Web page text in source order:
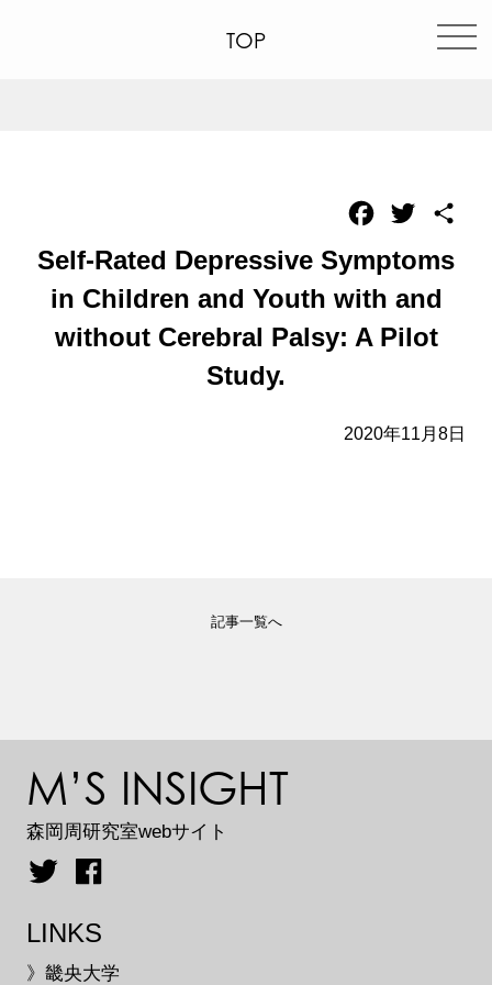
TOP
Facebook
Twitter
Self-Rated Depressive Symptoms
in Children and Youth with and
without Cerebral Palsy: A Pilot
Study.
2020年11月8日
記事一覧へ
M’S INSIGHT
森岡周研究室webサイト
LINKS
》畿央大学